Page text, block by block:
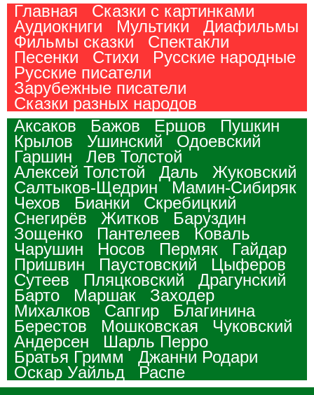
Главная
Сказки с картинками
Аудиокниги
Мультики
Диафильмы
Фильмы сказки
Спектакли
Песенки
Стихи
Русские народные
Русские писатели
Зарубежные писатели
Сказки разных народов
Аксаков
Бажов Ершов
Пушкин
Крылов
Ушинский
Одоевский
Гаршин
Лев Толстой
Алексей Толстой
Даль
Жуковский
Салтыков-Щедрин
Мамин-Сибиряк
Чехов
Бианки
Скребицкий
Снегирёв
Житков
Баруздин
Зощенко
Пантелеев
Коваль
Чарушин
Носов Пермяк
Гайдар
Пришвин
Паустовский
Цыферов
Сутеев
Пляцковский
Драгунский
Барто
Маршак
Заходер
Михалков
Сапгир
Благинина
Берестов
Мошковская
Чуковский
Андерсен
Шарль Перро
Братья Гримм
Джанни Родари
Оскар Уайльд
Распе